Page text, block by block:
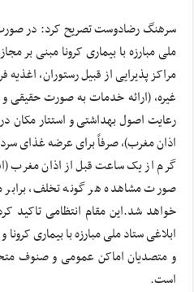
سرهنگ رضادوست تصریح کرد: در
ملی مبارزه با بیماری کرونا مبنی بر
مراکز پذیرایی از قبیل رستوران،
غیره، (ارائه خدمات به صورت حقیقی
رعایت اصول بهداشتی و استتار مکان
اذان مغرب)، صرفاً برای عرضه غذای
گرم از یک ساعت قبل از اذان مغرب
صورت مشاهده هر گونه تخلف، برابر
خواهد شد.این مقام انتظامی تاکید
ابلاغی ستاد ملی مبارزه با بیماری
و متصدیان اماکن عمومی و صنوف
است.